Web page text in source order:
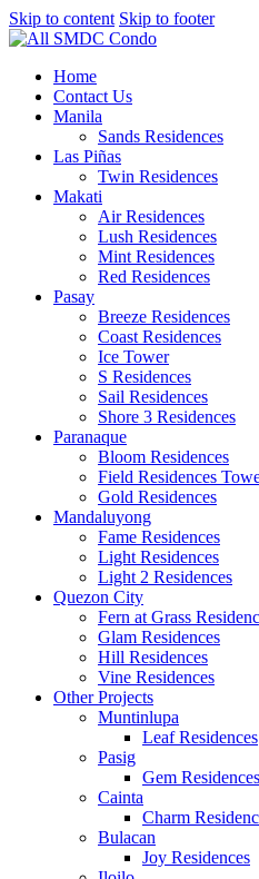
Skip to content Skip to footer
Home
Contact Us
Manila
Sands Residences
Las Piñas
Twin Residences
Makati
Air Residences
Lush Residences
Mint Residences
Red Residences
Pasay
Breeze Residences
Coast Residences
Ice Tower
S Residences
Sail Residences
Shore 3 Residences
Paranaque
Bloom Residences
Field Residences
Gold Residences
Mandaluyong
Fame Residences
Light Residences
Light 2 Residences
Quezon City
Fern at Grass
Glam Residences
Hill Residences
Vine Residences
Other Projects
Muntinlupa
Leaf Residences
Pasig
Gem Residences
Cainta
Charm
Bulacan
Joy Residences